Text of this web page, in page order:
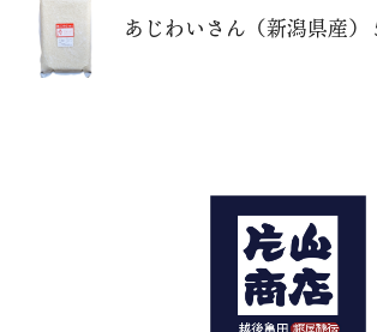
あじわいさん（新潟県産）